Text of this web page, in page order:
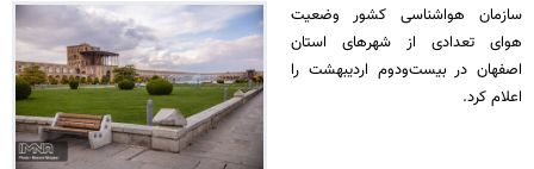
سازمان هواشناسی کشور وضعیت
هوای تعدادی از شهرهای استان
اصفهان در بیست‌ودوم اردیبهشت را
اعلام کرد.